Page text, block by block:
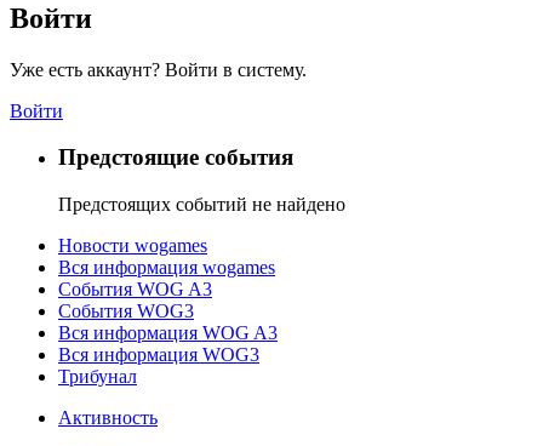
Войти
Уже есть аккаунт? Войти в систему.
Войти
Предстоящие события
Предстоящих событий не найдено
Новости wogames
Вся информация wogames
События WOG A3
События WOG3
Вся информация WOG A3
Вся информация WOG3
Трибунал
Активность